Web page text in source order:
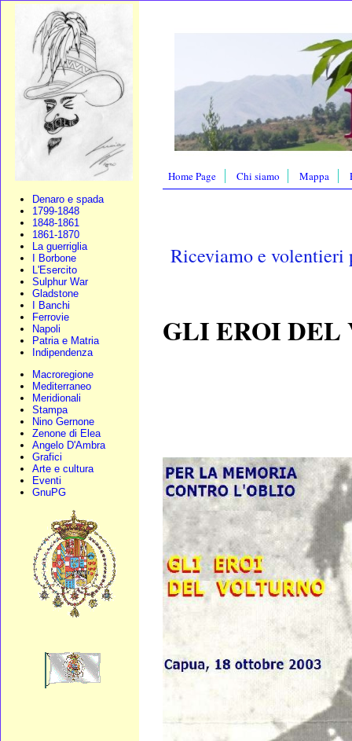
Denaro e spada
1799-1848
1848-1861
1861-1870
La guerriglia
I Borbone
L'Esercito
Sulphur War
Gladstone
I Banchi
Ferrovie
Napoli
Patria e Matria
Indipendenza
Macroregione
Mediterraneo
Meridionali
Stampa
Nino Gernone
Zenone di Elea
Angelo D'Ambra
Grafici
Arte e cultura
Eventi
GnuPG
Home Page Chi siamo Mappa
Riceviamo e volentieri
GLI EROI DEL